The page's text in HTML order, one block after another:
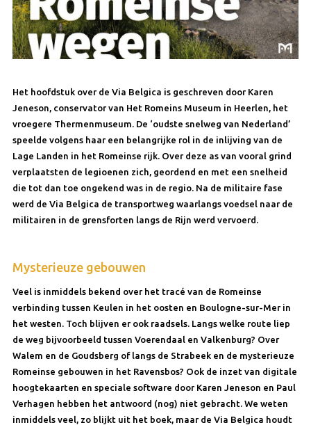
Het hoofdstuk over de Via Belgica is geschreven door Karen
Jeneson, conservator van Het Romeins Museum in Heerlen, het
vroegere Thermenmuseum. De ‘oudste snelweg van Nederland’
speelde volgens haar een belangrijke rol in de inlijving van de
Lage Landen in het Romeinse rijk. Over deze as van vooral grind
verplaatsten de legioenen zich, geordend en met een snelheid
die tot dan toe ongekend was in de regio. Na de militaire fase
werd de Via Belgica de transportweg waarlangs voedsel naar de
militairen in de grensforten langs de Rijn werd vervoerd.
Mysterieuze gebouwen
Veel is inmiddels bekend over het tracé van de Romeinse
verbinding tussen Keulen in het oosten en Boulogne-sur-Mer in
het westen. Toch blijven er ook raadsels. Langs welke route liep
de weg bijvoorbeeld tussen Voerendaal en Valkenburg? Over
Walem en de Goudsberg of langs de Strabeek en de mysterieuze
Romeinse gebouwen in het Ravensbos? Ook de inzet van digitale
hoogtekaarten en speciale software door Karen Jeneson en Paul
Verhagen hebben het antwoord (nog) niet gebracht. We weten
inmiddels veel, zo blijkt uit het boek, maar de Via Belgica houdt